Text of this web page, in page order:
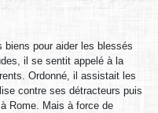
pour aider les blessés
il se sentit appelé à la
Ordonné, il assistait les
contre ses détracteurs puis
Rome. Mais à force de